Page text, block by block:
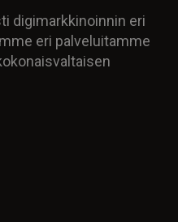
digimarkkinoinnin eri
eri palveluitamme